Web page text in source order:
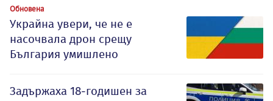
Обновена
Украйна увери, че не е
насочвала дрон срещу
България умишлено
Задържаха 18-годишен за